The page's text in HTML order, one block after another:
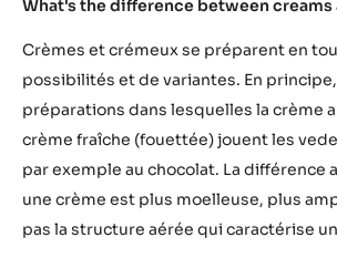
What's the difference between creams
Crèmes et crémeux se préparent en
possibilités et de variantes. En
préparations dans lesquelles la crème
crème fraîche (fouettée) jouent les
par exemple au chocolat. La différence
une crème est plus moelleuse, plus
pas la structure aérée qui caractérise